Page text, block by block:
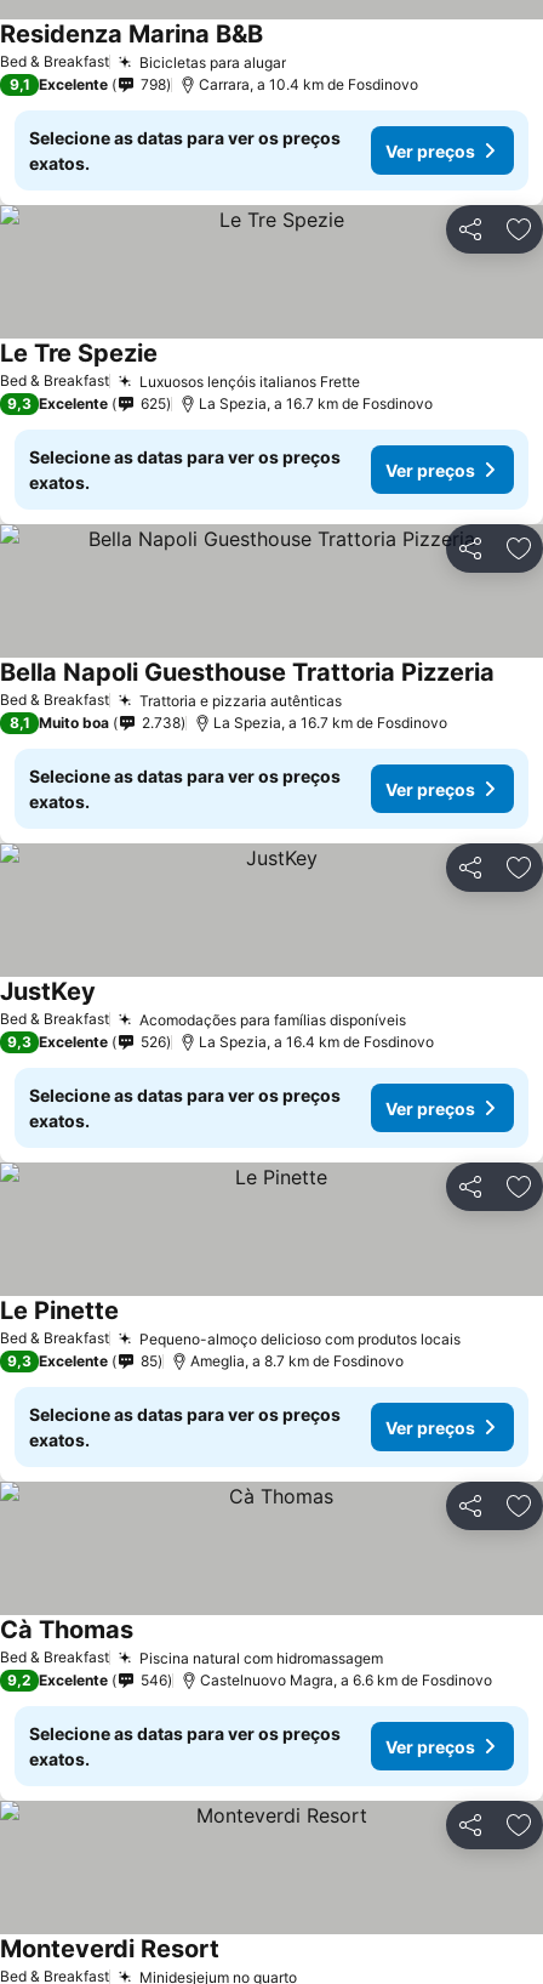
Bed & Breakfast Bicicletas para alugar
Residenza Marina B&B
9,1 Excelente 798 Carrara, a 10.4 km de Fosdinovo
Selecione as datas para ver os preços
exatos.
Ver preços
Partilhar
Bed & Breakfast Luxuosos lençóis italianos Frette
Le Tre Spezie
9,3 Excelente 625 La Spezia, a 16.7 km de Fosdinovo
Selecione as datas para ver os preços
exatos.
Ver preços
Partilhar
Bed & Breakfast Trattoria e pizzaria autênticas
Bella Napoli Guesthouse Trattoria Pizzeria
8,1 Muito boa 2.738 La Spezia, a 16.7 km de Fosdinovo
Selecione as datas para ver os preços
exatos.
Ver preços
Partilhar
Bed & Breakfast Acomodações para famílias disponíveis
JustKey
9,3 Excelente 526 La Spezia, a 16.4 km de Fosdinovo
Selecione as datas para ver os preços
exatos.
Ver preços
Partilhar
Bed & Breakfast Pequeno-almoço delicioso com produtos locais
Le Pinette
9,3 Excelente 85 Ameglia, a 8.7 km de Fosdinovo
Selecione as datas para ver os preços
exatos.
Ver preços
Partilhar
Bed & Breakfast Piscina natural com hidromassagem
Cà Thomas
9,2 Excelente 546 Castelnuovo Magra, a 6.6 km de Fosdinovo
Selecione as datas para ver os preços
exatos.
Ver preços
Partilhar
Bed & Breakfast Minidesjejum no quarto
Monteverdi Resort